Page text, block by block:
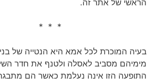
הראשי של אתר זה.
* * *
בעיה המוכרת לכל אמא היא הנטייה של
מימיהם מסביב לאסלה ולטנף את חדר
התופעה הזו אינה נעלמת כאשר הם